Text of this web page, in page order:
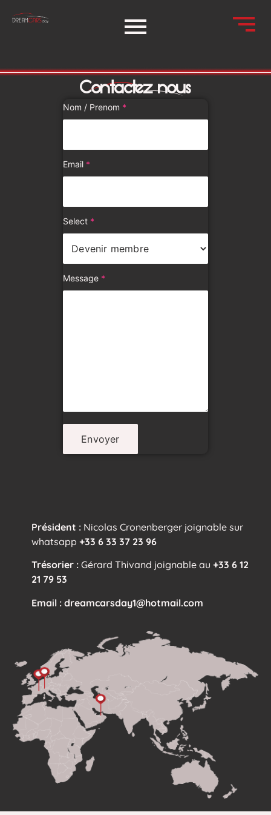
Contactez nous
Nom / Prenom *
Email *
Select *
Message *
Président : Nicolas Cronenberger joignable sur
whatsapp +33 6 33 37 23 96
Trésorier : Gérard Thivand joignable au +33 6 12
21 79 53
Email : dreamcarsday1@hotmail.com